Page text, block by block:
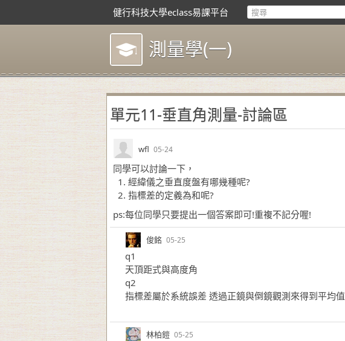
健行科技大學eclass易課平台
測量學(一)
單元11-垂直角測量-討論區
wfl 05-24
同學可以討論一下，
經緯儀之垂直度盤有哪幾種呢?
指標差的定義為和呢?
ps:每位同學只要提出一個答案即可!重複不記分喔!
俊銘 05-25
q1
天頂距式與高度角
q2
指標差屬於系統誤差 透過正鏡與倒鏡觀測來得到平均值
林柏鎧 05-25